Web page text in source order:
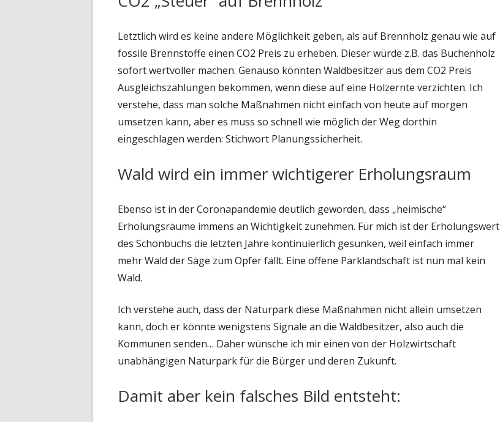
Letztlich wird es keine andere Möglichkeit geben, als auf Brennholz genau wie auf
fossile Brennstoffe einen CO2 Preis zu erheben. Dieser würde z.B. das Buchenholz
sofort wertvoller machen. Genauso könnten Waldbesitzer aus dem CO2 Preis
Ausgleichszahlungen bekommen, wenn diese auf eine Holzernte verzichten. Ich
verstehe, dass man solche Maßnahmen nicht einfach von heute auf morgen
umsetzen kann, aber es muss so schnell wie möglich der Weg dorthin
eingeschlagen werden: Stichwort Planungssicherheit.
Wald wird ein immer wichtigerer Erholungsraum
Ebenso ist in der Coronapandemie deutlich geworden, dass „heimische“
Erholungsräume immens an Wichtigkeit zunehmen. Für mich ist der Erholungswert
des Schönbuchs die letzten Jahre kontinuierlich gesunken, weil einfach immer
mehr Wald der Säge zum Opfer fällt. Eine offene Parklandschaft ist nun mal kein
Wald.
Ich verstehe auch, dass der Naturpark diese Maßnahmen nicht allein umsetzen
kann, doch er könnte wenigstens Signale an die Waldbesitzer, also auch die
Kommunen senden… Daher wünsche ich mir einen von der Holzwirtschaft
unabhängigen Naturpark für die Bürger und deren Zukunft.
Damit aber kein falsches Bild entsteht: